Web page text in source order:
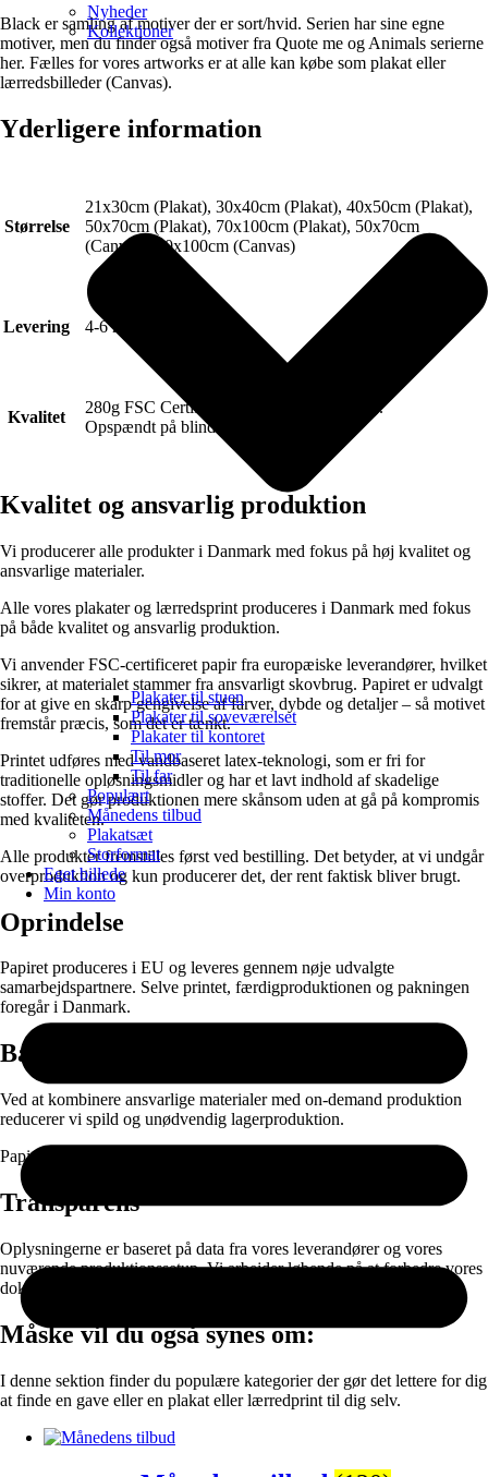
Nyheder
Kollektioner
Plakater til stuen
Plakater til soveværelset
Plakater til kontoret
Til mor
Til far
Populært
Månedens tilbud
Plakatsæt
Storformat
Eget billede
Min konto
Black er samling af motiver der er sort/hvid. Serien har sine egne
motiver, men du finder også motiver fra Quote me og Animals serierne
her. Fælles for vores artworks er at alle kan købe som plakat eller
lærredsbilleder (Canvas).
Yderligere information
Størrelse
21x30cm (Plakat), 30x40cm (Plakat), 40x50cm (Plakat),
50x70cm (Plakat), 70x100cm (Plakat), 50x70cm
(Canvas), 70x100cm (Canvas)
Levering 4-6 hverdage.
Kvalitet
280g FSC Certificeret Art canvas (Lærred).
Opspændt på blindramme.
Kvalitet og ansvarlig produktion
Vi producerer alle produkter i Danmark med fokus på høj kvalitet og
ansvarlige materialer.
Alle vores plakater og lærredsprint produceres i Danmark med fokus
på både kvalitet og ansvarlig produktion.
Vi anvender FSC-certificeret papir fra europæiske leverandører, hvilket
sikrer, at materialet stammer fra ansvarligt skovbrug. Papiret er udvalgt
for at give en skarp gengivelse af farver, dybde og detaljer – så motivet
fremstår præcis, som det er tænkt.
Printet udføres med vandbaseret latex-teknologi, som er fri for
traditionelle opløsningsmidler og har et lavt indhold af skadelige
stoffer. Det gør produktionen mere skånsom uden at gå på kompromis
med kvaliteten.
Alle produkter fremstilles først ved bestilling. Det betyder, at vi undgår
overproduktion og kun producerer det, der rent faktisk bliver brugt.
Oprindelse
Papiret produceres i EU og leveres gennem nøje udvalgte
samarbejdspartnere. Selve printet, færdigproduktionen og pakningen
foregår i Danmark.
Bæredygtighed
Ved at kombinere ansvarlige materialer med on-demand produktion
reducerer vi spild og unødvendig lagerproduktion.
Papir og emballage kan sorteres til genanvendelse efter brug.
Transparens
Oplysningerne er baseret på data fra vores leverandører og vores
nuværende produktionssetup. Vi arbejder løbende på at forbedre vores
dokumentation og materialevalg.
Måske vil du også synes om:
I denne sektion finder du populære kategorier der gør det lettere for dig
at finde en gave eller en plakat eller lærredprint til dig selv.